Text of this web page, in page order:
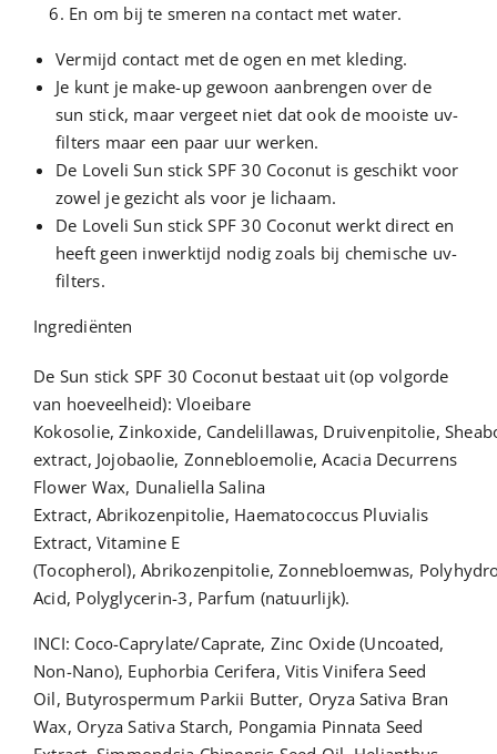
En om bij te smeren na contact met water.
Vermijd contact met de ogen en met kleding.
Je kunt je make-up gewoon aanbrengen over de
sun stick, maar vergeet niet dat ook de mooiste uv-
filters maar een paar uur werken.
De Loveli Sun stick SPF 30 Coconut is geschikt voor
zowel je gezicht als voor je lichaam.
De Loveli Sun stick SPF 30 Coconut werkt direct en
heeft geen inwerktijd nodig zoals bij chemische uv-
filters.
Ingrediënten
De Sun stick SPF 30 Coconut bestaat uit (op volgorde
van hoeveelheid): Vloeibare
Kokosolie, Zinkoxide, Candelillawas, Druivenpitolie,
extract, Jojobaolie, Zonnebloemolie, Acacia Decurrens
Flower Wax, Dunaliella Salina
Extract, Abrikozenpitolie, Haematococcus Pluvialis
Extract, Vitamine E
(Tocopherol), Abrikozenpitolie, Zonnebloemwas,
Acid, Polyglycerin-3, Parfum (natuurlijk).
INCI: Coco-Caprylate/Caprate, Zinc Oxide (Uncoated,
Non-Nano), Euphorbia Cerifera, Vitis Vinifera Seed
Oil, Butyrospermum Parkii Butter, Oryza Sativa Bran
Wax, Oryza Sativa Starch, Pongamia Pinnata Seed